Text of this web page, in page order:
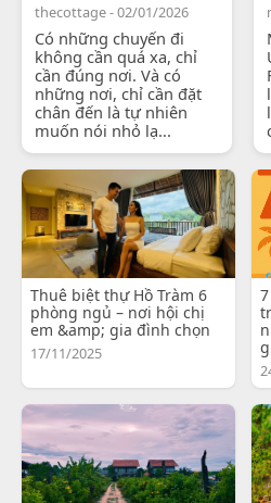
thecottage - 02/01/2026
Có những chuyến đi
không cần quá xa, chỉ
cần đúng nơi. Và có
những nơi, chỉ cần đặt
chân đến là tự nhiên
muốn nói nhỏ lạ...
Thuê biệt thự Hồ Tràm 6
phòng ngủ – nơi hội chị
em &amp; gia đình chọn
17/11/2025